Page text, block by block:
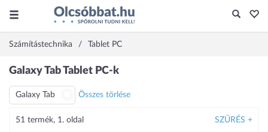
Számítástechnika Tablet PC
Galaxy Tab Tablet PC-k
Galaxy Tab Összes törlése
51 termék, 1. oldal SZŰRÉS +